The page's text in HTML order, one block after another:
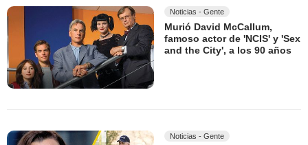
Noticias - Gente
Murió David McCallum,
famoso actor de 'NCIS' y 'Sex
and the City', a los 90 años
Noticias - Gente